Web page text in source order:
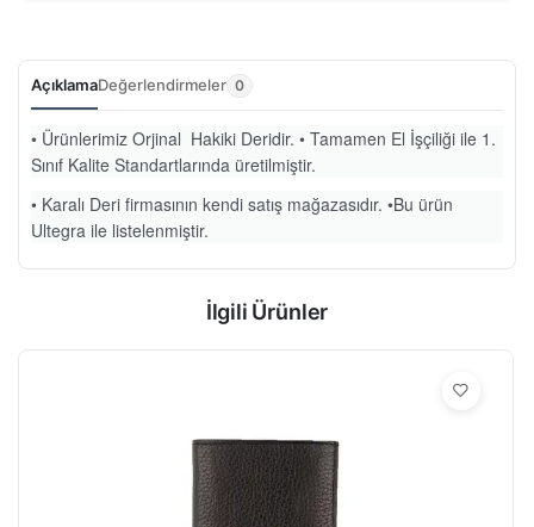
AçıklamaDeğerlendirmeler 0
• Ürünlerimiz Orjinal Hakiki Deridir. • Tamamen El İşçiliği ile 1.
Sınıf Kalite Standartlarında üretilmiştir.
• Karalı Deri firmasının kendi satış mağazasıdır. •Bu ürün
Ultegra ile listelenmiştir.
İlgili Ürünler